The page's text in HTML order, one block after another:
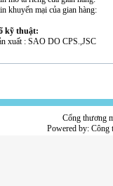
khuyến mại của gian hàng:
kỹ thuật:
xuất : SAO DO CPS.,JSC
Cổng thương
Powered by: Công